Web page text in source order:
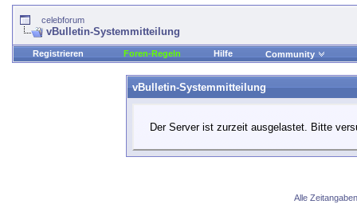
celebforum
vBulletin-Systemmitteilung
Registrieren Foren-Regeln Hilfe Community
vBulletin-Systemmitteilung
Der Server ist zurzeit ausgelastet. Bitte
Alle